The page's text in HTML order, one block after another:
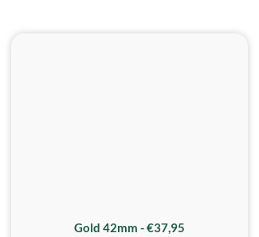
Gold 42mm - €37,95